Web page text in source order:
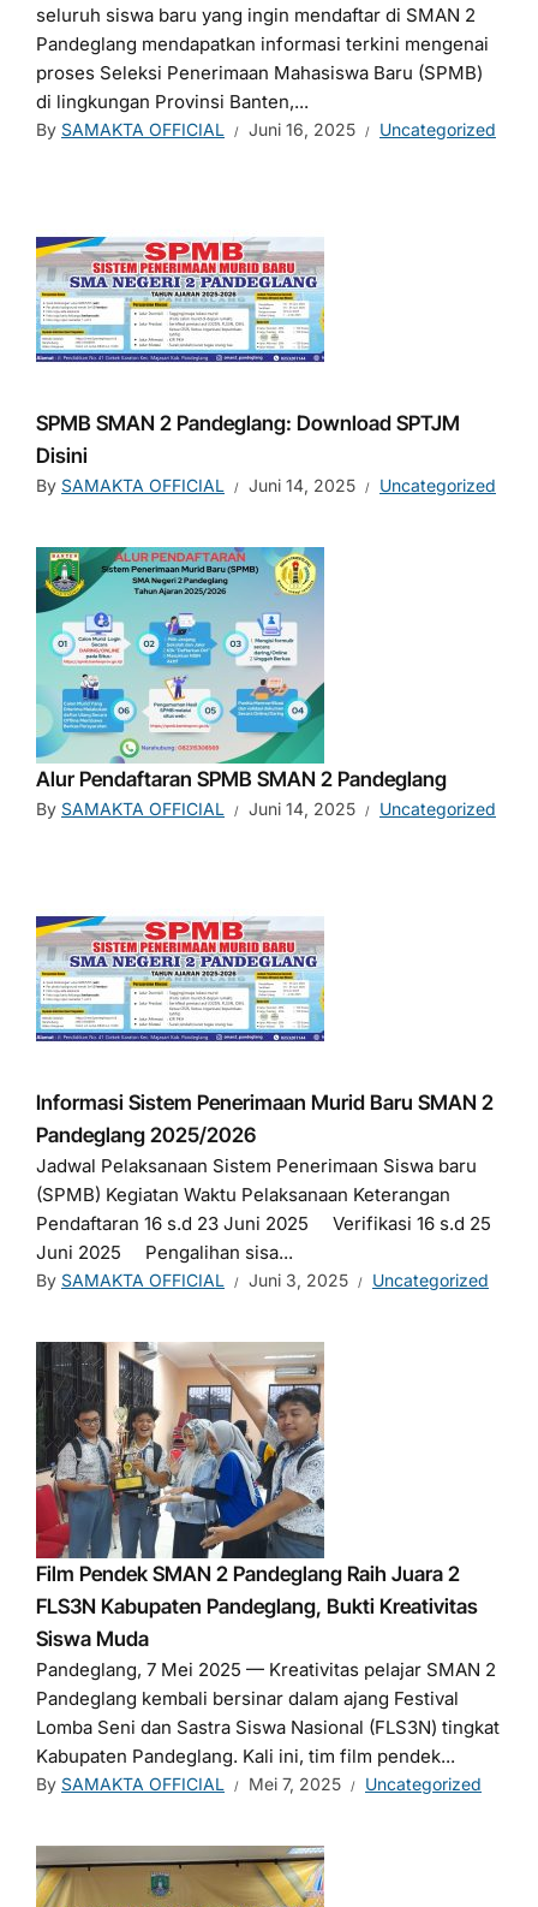
seluruh siswa baru yang ingin mendaftar di SMAN 2
Pandeglang mendapatkan informasi terkini mengenai
proses Seleksi Penerimaan Mahasiswa Baru (SPMB)
di lingkungan Provinsi Banten,...
By SAMAKTA OFFICIAL Juni 16, 2025 Uncategorized
SPMB SMAN 2 Pandeglang: Download SPTJM
Disini
By SAMAKTA OFFICIAL Juni 14, 2025 Uncategorized
Alur Pendaftaran SPMB SMAN 2 Pandeglang
By SAMAKTA OFFICIAL Juni 14, 2025 Uncategorized
Informasi Sistem Penerimaan Murid Baru SMAN 2
Pandeglang 2025/2026
Jadwal Pelaksanaan Sistem Penerimaan Siswa baru
(SPMB) Kegiatan Waktu Pelaksanaan Keterangan
Pendaftaran 16 s.d 23 Juni 2025 Verifikasi 16 s.d 25
Juni 2025 Pengalihan sisa...
By SAMAKTA OFFICIAL Juni 3, 2025 Uncategorized
Film Pendek SMAN 2 Pandeglang Raih Juara 2
FLS3N Kabupaten Pandeglang, Bukti Kreativitas
Siswa Muda
Pandeglang, 7 Mei 2025 — Kreativitas pelajar SMAN 2
Pandeglang kembali bersinar dalam ajang Festival
Lomba Seni dan Sastra Siswa Nasional (FLS3N) tingkat
Kabupaten Pandeglang. Kali ini, tim film pendek...
By SAMAKTA OFFICIAL Mei 7, 2025 Uncategorized